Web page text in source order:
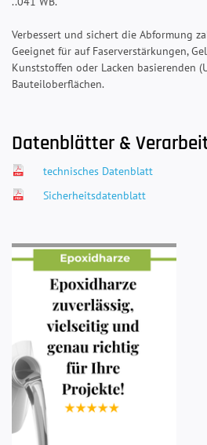
Verbessert und sichert die Abformung
Geeignet für auf Faserverstärkungen,
Kunststoffen oder Lacken basierenden
Bauteiloberflächen.
Datenblätter &
technisches Datenblatt
Sicherheitsdatenblatt